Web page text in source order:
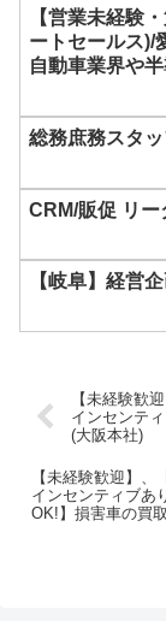
し
く
さ
。
【営業未経験
ートセールス)/
自動車業界や
総務庶務スタ
CRM/販促 リー
【岐阜】経営
【未経験歓
インセンテ
(大阪本社)
【未経験歓迎】
インセンティブあ
OK!】損害車の買